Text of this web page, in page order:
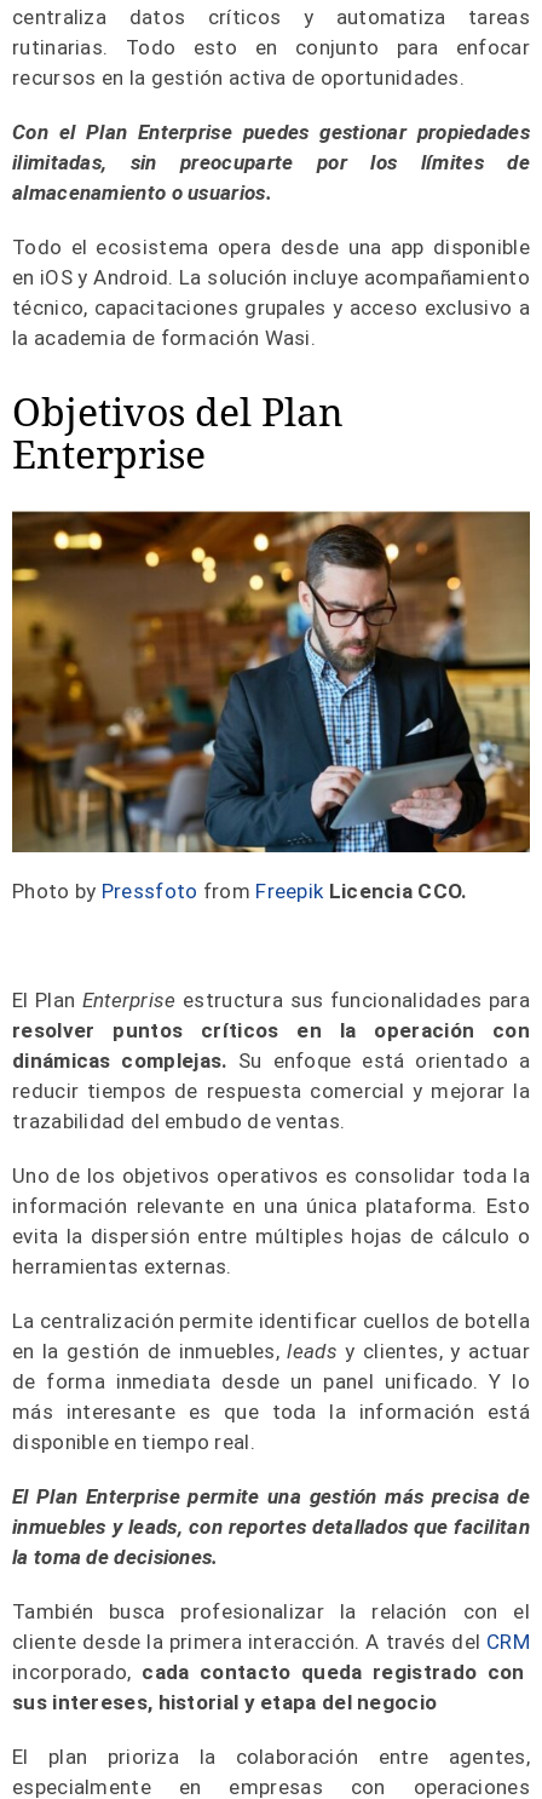
centraliza datos críticos y automatiza tareas
rutinarias. Todo esto en conjunto para enfocar
recursos en la gestión activa de oportunidades.
Con el Plan Enterprise puedes gestionar propiedades
ilimitadas, sin preocuparte por los límites de
almacenamiento o usuarios.
Todo el ecosistema opera desde una app disponible
en iOS y Android. La solución incluye acompañamiento
técnico, capacitaciones grupales y acceso exclusivo a
la academia de formación Wasi.
Objetivos del Plan
Enterprise
Photo by Pressfoto from Freepik Licencia CCO.
El Plan Enterprise estructura sus funcionalidades para
resolver puntos críticos en la operación con
dinámicas complejas. Su enfoque está orientado a
reducir tiempos de respuesta comercial y mejorar la
trazabilidad del embudo de ventas.
Uno de los objetivos operativos es consolidar toda la
información relevante en una única plataforma. Esto
evita la dispersión entre múltiples hojas de cálculo o
herramientas externas.
La centralización permite identificar cuellos de botella
en la gestión de inmuebles,leadsy clientes, y actuar
de forma inmediata desde un panel unificado. Y lo
más interesante es que toda la información está
disponible en tiempo real.
El Plan Enterprise permite una gestión más precisa de
inmuebles y leads, con reportes detallados que facilitan
la toma de decisiones.
También busca profesionalizar la relación con el
cliente desde la primera interacción. A través del CRM
incorporado, cada contacto queda registrado con
sus intereses, historial y etapa del negocio
El plan prioriza la colaboración entre agentes,
especialmente en empresas con operaciones